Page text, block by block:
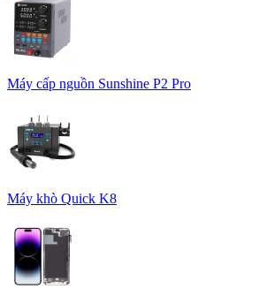
Máy cấp nguồn Sunshine P2 Pro
Máy khò Quick K8